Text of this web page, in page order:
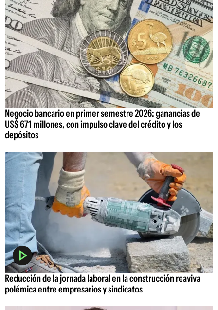
Negocio bancario en primer semestre 2026: ganancias de
US$ 671 millones, con impulso clave del crédito y los
depósitos
Reducción de la jornada laboral en la construcción reaviva
polémica entre empresarios y sindicatos